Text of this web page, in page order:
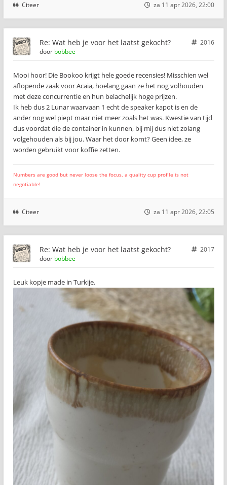
Citeer za 11 apr 2026, 22:00
Re: Wat heb je voor het laatst gekocht?
2016
door bobbee
Mooi hoor! Die Bookoo krijgt hele goede recensies! Misschien wel
aflopende zaak voor Acaia, hoelang gaan ze het nog volhouden
met deze concurrentie en hun belachelijk hoge prijzen.
Ik heb dus 2 Lunar waarvaan 1 echt de speaker kapot is en de
ander nog wel piept maar niet meer zoals het was. Kwestie van tijd
dus voordat die de container in kunnen, bij mij dus niet zolang
volgehouden als bij jou. Waar het door komt? Geen idee, ze
worden gebruikt voor koffie zetten.
Numbers are good but never loose the focus, a quality cup profile is not
negotiable!
Citeer za 11 apr 2026, 22:05
Re: Wat heb je voor het laatst gekocht?
2017
door bobbee
Leuk kopje made in Turkije.